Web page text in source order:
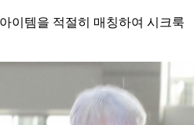
이템을 적절히 매칭하여 시크룩